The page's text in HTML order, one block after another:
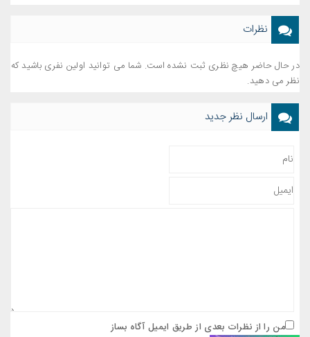
نظرات
در حال حاضر هیچ نظری ثبت نشده است. شما می توانید اولین نفری باشید که
نظر می دهید.
ارسال نظر جدید
من را از نظرات بعدی از طریق ایمیل آگاه بساز